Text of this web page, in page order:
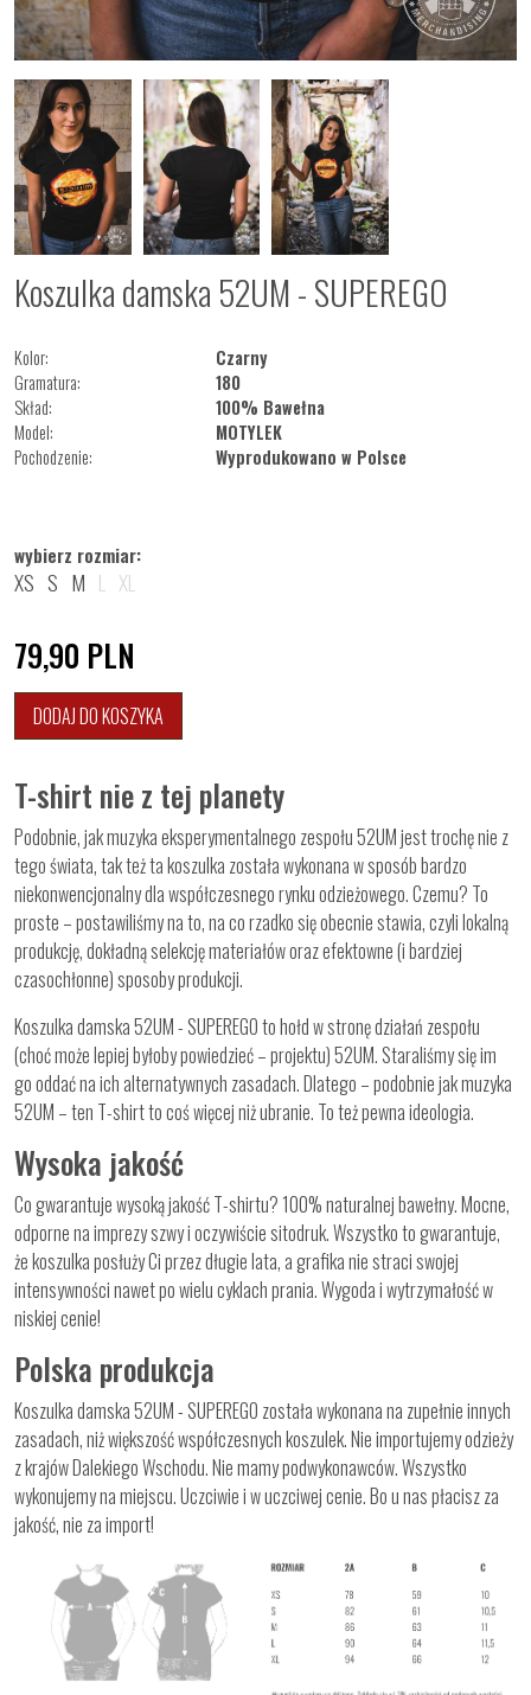
Koszulka damska 52UM - SUPEREGO
Kolor:
Czarny
Gramatura:
180
Skład:
100% Bawełna
Model:
MOTYLEK
Pochodzenie:
Wyprodukowano w Polsce
wybierz rozmiar:
XS S M L XL
79,90 PLN
DODAJ DO KOSZYKA
T-shirt nie z tej planety
Podobnie, jak muzyka eksperymentalnego zespołu 52UM jest trochę nie z
tego świata, tak też ta koszulka została wykonana w sposób bardzo
niekonwencjonalny dla współczesnego rynku odzieżowego. Czemu? To
proste – postawiliśmy na to, na co rzadko się obecnie stawia, czyli lokalną
produkcję, dokładną selekcję materiałów oraz efektowne (i bardziej
czasochłonne) sposoby produkcji.
Koszulka damska 52UM - SUPEREGO to hołd w stronę działań zespołu
(choć może lepiej byłoby powiedzieć – projektu) 52UM. Staraliśmy się im
go oddać na ich alternatywnych zasadach. Dlatego – podobnie jak muzyka
52UM – ten T-shirt to coś więcej niż ubranie. To też pewna ideologia.
Wysoka jakość
Co gwarantuje wysoką jakość T-shirtu? 100% naturalnej bawełny. Mocne,
odporne na imprezy szwy i oczywiście sitodruk. Wszystko to gwarantuje,
że koszulka posłuży Ci przez długie lata, a grafika nie straci swojej
intensywności nawet po wielu cyklach prania. Wygoda i wytrzymałość w
niskiej cenie!
Polska produkcja
Koszulka damska 52UM - SUPEREGO została wykonana na zupełnie innych
zasadach, niż większość współczesnych koszulek. Nie importujemy odzieży
z krajów Dalekiego Wschodu. Nie mamy podwykonawców. Wszystko
wykonujemy na miejscu. Uczciwie i w uczciwej cenie. Bo u nas płacisz za
jakość, nie za import!